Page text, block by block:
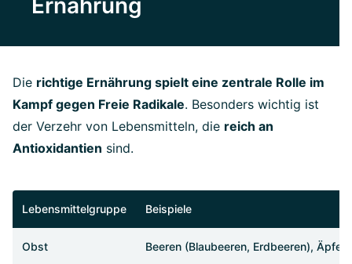
Ernährung
Die richtige Ernährung spielt eine zentrale Rolle im
Kampf gegen Freie Radikale. Besonders wichtig ist
der Verzehr von Lebensmitteln, die reich an
Antioxidantien sind.
Lebensmittelgruppe Beispiele
Obst Beeren (Blaubeeren, Erdbeeren),